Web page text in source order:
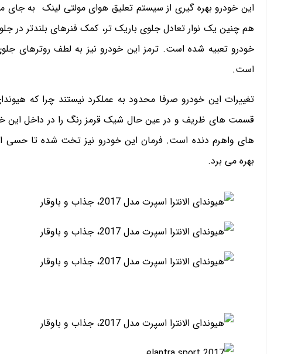
این خودرو بهره گیری از سیستم تعلیق هوای مولتی لینک به جای
هم چنین یک نوار تعادل جلوی باریک تر، کمک فنرهای بلندتر در
است.
تغییرات این خودرو صرفا محدود به عملکرد نیستند چرا که
قسمت های ظریف و در عین حال شیک قرمز رنگ را در داخل این
های واهرم دنده است. فرمان این خودرو نیز تخت شده تا حسی
بهره می برد.